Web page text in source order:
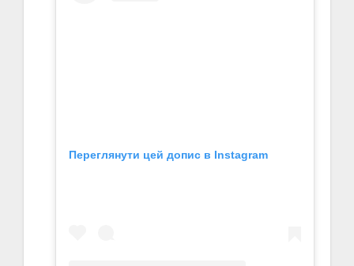
Переглянути цей допис в Instagram